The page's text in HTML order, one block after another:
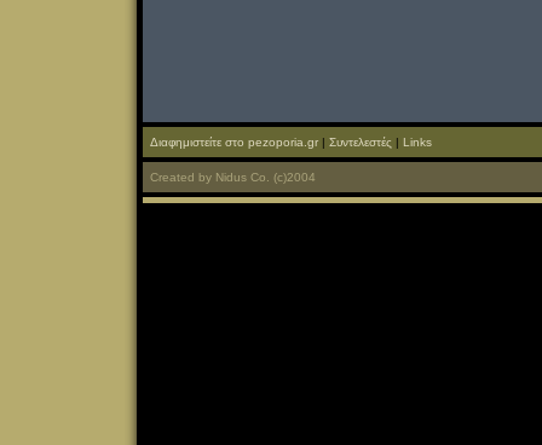
Διαφημιστείτε στο pezoporia.gr | Συντελεστές | Links
Created by Nidus Co. (c)2004